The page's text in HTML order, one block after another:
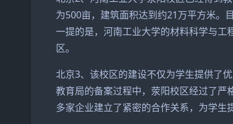
为500亩，建筑面积达到约21万平方米。
一提的是，河南工业大学的材料科学与
区。
北京3、该校区的建设不仅为学生提供了
教育局的备案过程中，荥阳校区经过了
多家企业建立了紧密的合作关系，为学生